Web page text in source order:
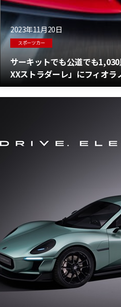
2023年11月20日
スポーツカー
サーキットでも公道でも
XXストラダーレ」にフィオラ